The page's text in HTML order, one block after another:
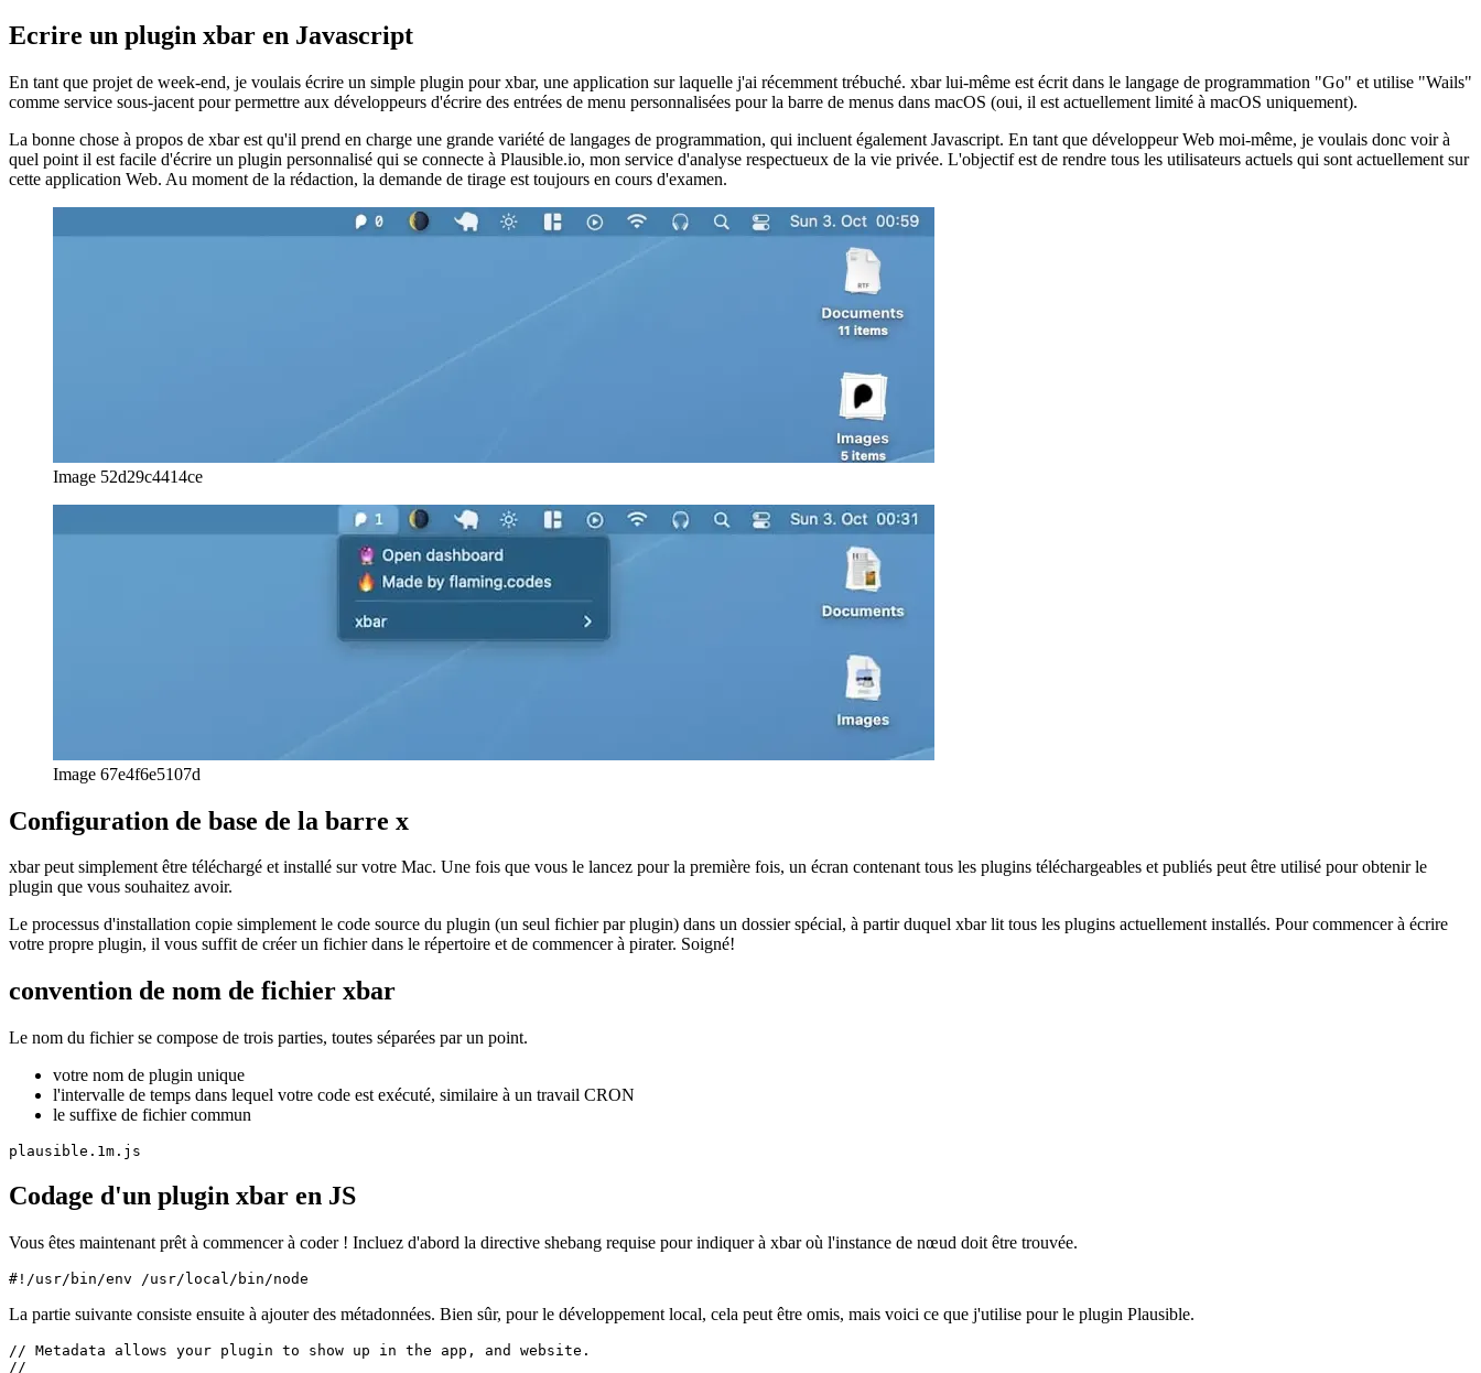
2 octobre 2021
Ecrire un plugin xbar en Javascript
En tant que projet de week-end, je voulais écrire un simple plugin pour xbar, une application sur laquelle j'ai récemment trébuché. xbar lui-même est écrit dans le langage de programmation "Go" et utilise "Wails"
comme service sous-jacent pour permettre aux développeurs d'écrire des entrées de menu personnalisées pour la barre de menus dans macOS (oui, il est actuellement limité à macOS uniquement).
quel point il est facile d'écrire un plugin personnalisé qui se connecte à Plausible.io, mon service d'analyse respectueux de la vie privée. L'objectif est de rendre tous les utilisateurs actuels qui sont actuellement sur
cette application Web. Au moment de la rédaction, la demande de tirage est toujours en cours d'examen.
xbar peut simplement être téléchargé et installé sur votre Mac. Une fois que vous le lancez pour la première fois, un écran contenant tous les plugins téléchargeables et publiés peut être utilisé pour obtenir le
plugin que vous souhaitez avoir.
Le processus d'installation copie simplement le code source du plugin (un seul fichier par plugin) dans un dossier spécial, à partir duquel xbar lit tous les plugins actuellement installés. Pour commencer à écrire
votre propre plugin, il vous suffit de créer un fichier dans le répertoire et de commencer à pirater. Soigné!
convention de nom de fichier xbar
Le nom du fichier se compose de trois parties, toutes séparées par un point.
Codage d'un plugin xbar en JS
Vous êtes maintenant prêt à commencer à coder ! Incluez d'abord la directive shebang requise pour indiquer à xbar où l'instance de nœud doit être trouvée.
La partie suivante consiste ensuite à ajouter des métadonnées. Bien sûr, pour le développement local, cela peut être omis, mais voici ce que j'utilise pour le plugin Plausible.
// Metadata allows your plugin to show up in the app, and website.
//
//  <xbar.version>v1.0</xbar.version>
//  <xbar.author>Tom Schönmann</xbar.author>
//  <xbar.desc>See who's on your site at-a-glance.</xbar.desc>
//  <xbar.dependencies>node</xbar.dependencies>
Et c'est tout ce qui est nécessaire pour que votre plugin s'exécute. Vous avez maintenant un canevas où vous pouvez coder en Javascript pur, exécuté par l'instance Node.js de l'utilisateur. Cela signifie que nous
Plausible.io.
Les morceaux de code suivants montrent la partie la plus pertinente dont je pense qu'il vaut la peine de parler. Le code complet est disponible dans le référentiel public associé, lien dans l'addendum à la fin de
cette page.
// Here you see how to make network
// This is a native node-lib that
// Those have to edited by the